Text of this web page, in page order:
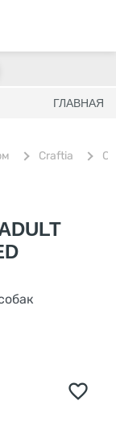
ГЛАВНАЯ
Craftia